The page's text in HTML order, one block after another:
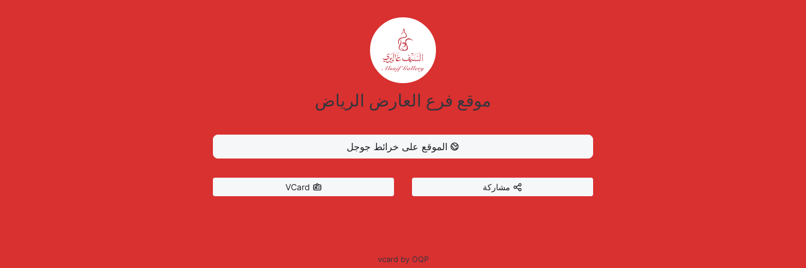
موقع فرع العارض الرياض
الموقع على خرائط جوجل
مشاركة VCard
vcard by OQP